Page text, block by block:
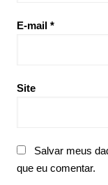
E-mail *
Site
Salvar meus
que eu comentar.